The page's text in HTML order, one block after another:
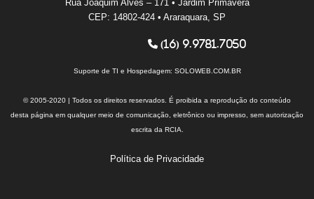
Rua Joaquim Alves – 171 • Jardim Primavera
CEP: 14802-424 • Araraquara, SP
(16) 9.9781.7050
Suporte de TI e Hospedagem: SOLOWEB.COM.BR
© 2005-2020 | Todos os direitos reservados. É proibida a reprodução do conteúdo
desta página em qualquer meio de comunicação, eletrônico ou impresso, sem autorização
escrita da RCIA.
Política de Privacidade